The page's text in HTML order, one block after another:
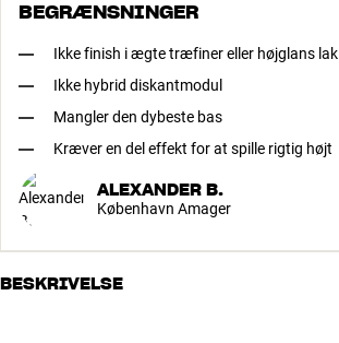
BEGRÆNSNINGER
Ikke finish i ægte træfiner eller højglans lak
Ikke hybrid diskantmodul
Mangler den dybeste bas
Kræver en del effekt for at spille rigtig højt
ALEXANDER B.
København Amager
BESKRIVELSE